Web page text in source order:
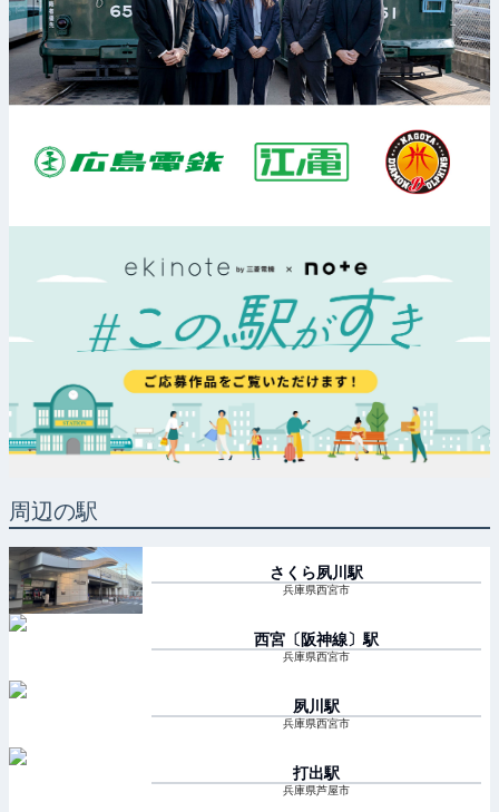
周辺の駅
さくら夙川 駅
兵庫県西宮市
西宮〔阪神線〕 駅
兵庫県西宮市
夙川 駅
兵庫県西宮市
打出駅
兵庫県芦屋市